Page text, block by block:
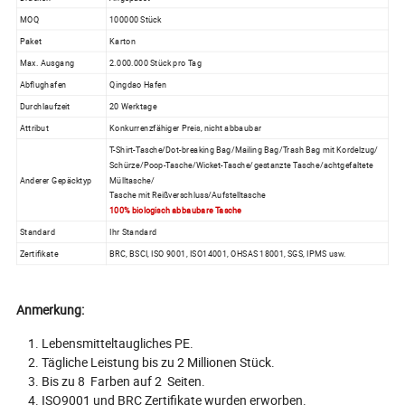
MOQ
100000 Stück
Paket
Karton
Max. Ausgang
2.000.000 Stück pro Tag
Abflughafen
Qingdao Hafen
Durchlaufzeit
20 Werktage
Attribut
Konkurrenzfähiger Preis, nicht abbaubar
Anderer Gepäcktyp
T-Shirt-Tasche/Dot-breaking Bag/Mailing Bag/Trash Bag mit Kordelzug/
Schürze/Poop-Tasche/Wicket-Tasche/gestanzte Tasche/achtgefaltete
Mülltasche/
Tasche mit Reißverschluss/Aufstelltasche
100% biologisch abbaubare Tasche
Standard
Ihr Standard
Zertifikate
BRC, BSCI, ISO 9001, ISO14001, OHSAS 18001, SGS, IPMS usw.
Anmerkung:
Lebensmitteltaugliches PE.
Tägliche Leistung bis zu 2 Millionen Stück.
Bis zu 8 Farben auf 2 Seiten.
ISO9001 und BRC Zertifikate wurden erworben.